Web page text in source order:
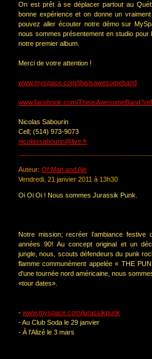
On est prêt à se déplacer partout au
bonne expérience et on donne un
pouvez aller écouter notre démo sur
nous sommes présentement en studio pour
notre premier album.
Merci de votre attention !
www.myspace.com/thisisawesomeband
www.facebook.com/
Nicolas Sabourin
Cell; (514) 973-9073
nicolassabourin@live.fr
Auteur: Of Man and Ale
Vendredi, 21 janvier 2011 à 13h30
Oi Oi Oi ! Nous sommes Jurassik Punk.
Notre mission; recréer l’ambiance festive
années 90! Au concept original et un
jungle, nous, scouts défendeurs du punk
flamme communément appelée « THE
d'une tournée nord américaine, nous
«tour dates».
- www.myspace.com/jurassikpunk
- Au Club Soda le 29 janvier
- À l'Alizé le 3 mars